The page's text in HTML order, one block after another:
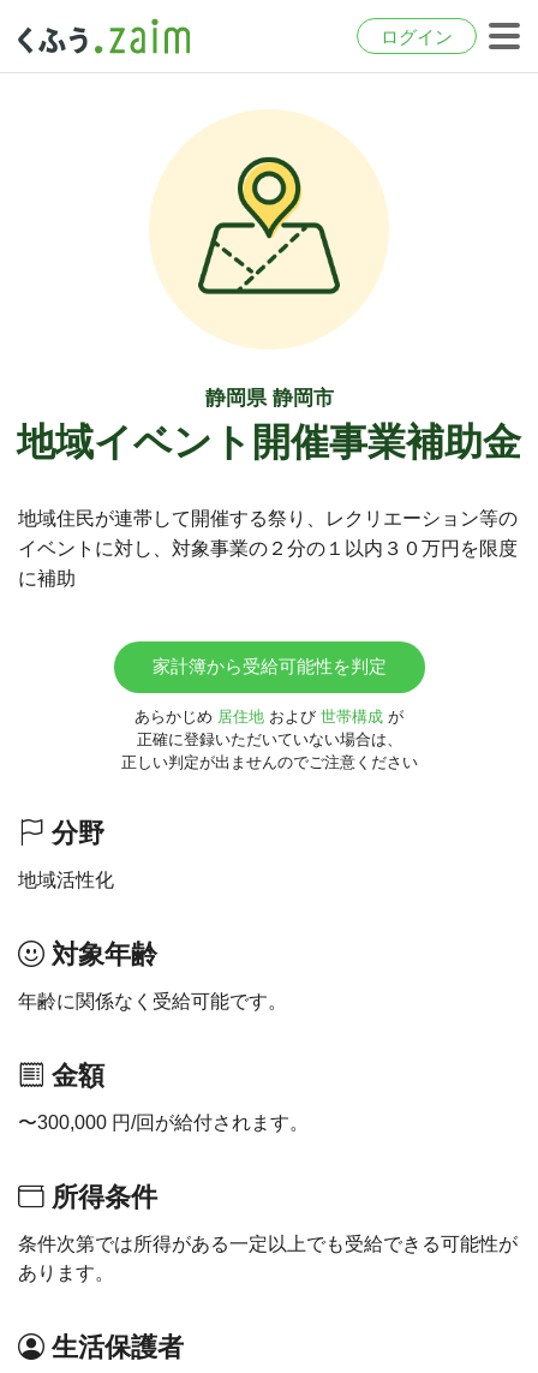
ログイン
静岡県 静岡市
地域イベント開催事業補助金
地域住民が連帯して開催する祭り、レクリエーション等の
イベントに対し、対象事業の２分の１以内３０万円を限度
に補助
家計簿から受給可能性を判定
あらかじめ 居住地 および 世帯構成 が
正確に登録いただいていない場合は、
正しい判定が出ませんのでご注意ください
分野
地域活性化
対象年齢
年齢に関係なく受給可能です。
金額
〜300,000 円/回が給付されます。
所得条件
条件次第では所得がある一定以上でも受給できる可能性が
あります。
生活保護者